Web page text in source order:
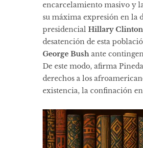
encarcelamiento masivo y
su máxima expresión en la
presidencial Hillary Clinton
desatención de esta
George Bush ante
De este modo, afirma
derechos a los
existencia, la confinación